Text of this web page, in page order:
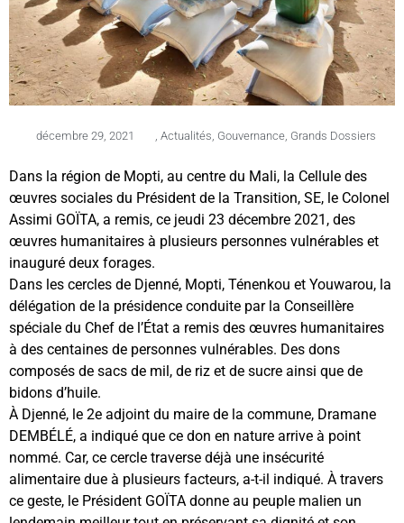
décembre 29, 2021 Actualités Gouvernance, Grands Dossiers
Dans la région de Mopti, au centre du Mali, la Cellule des
œuvres sociales du Président de la Transition, SE, le Colonel
Assimi GOÏTA, a remis, ce jeudi 23 décembre 2021, des
œuvres humanitaires à plusieurs personnes vulnérables et
inauguré deux forages.
Dans les cercles de Djenné, Mopti, Ténenkou et Youwarou, la
délégation de la présidence conduite par la Conseillère
spéciale du Chef de l’État a remis des œuvres humanitaires
à des centaines de personnes vulnérables. Des dons
composés de sacs de mil, de riz et de sucre ainsi que de
bidons d’huile.
À Djenné, le 2e adjoint du maire de la commune, Dramane
DEMBÉLÉ, a indiqué que ce don en nature arrive à point
nommé. Car, ce cercle traverse déjà une insécurité
alimentaire due à plusieurs facteurs, a-t-il indiqué. À travers
ce geste, le Président GOÏTA donne au peuple malien un